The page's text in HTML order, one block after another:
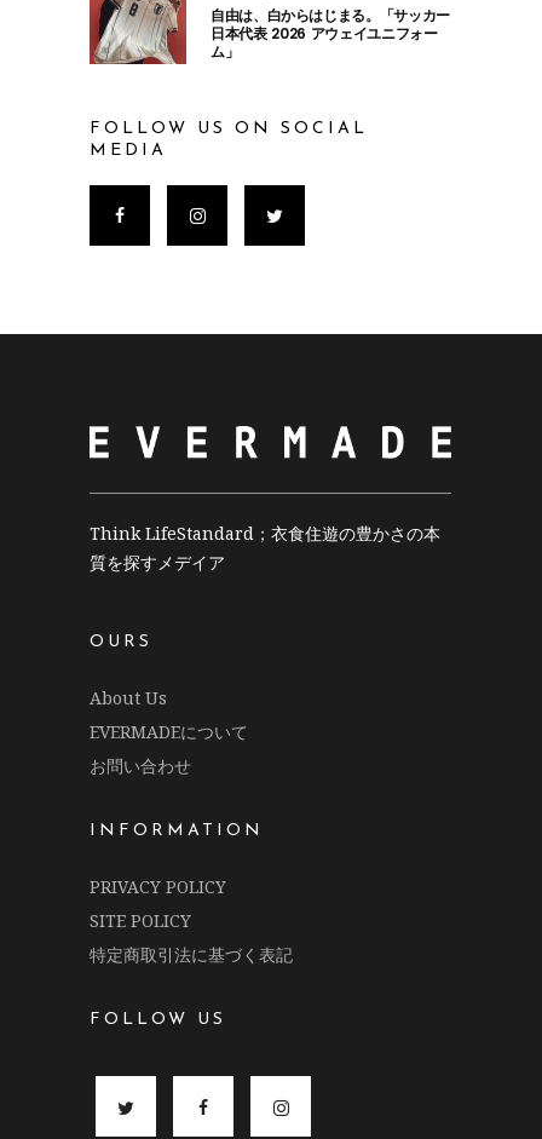
自由は、白からはじまる。「サッカー
日本代表 2026 アウェイユニフォー
ム」
FOLLOW US ON SOCIAL
MEDIA
Think LifeStandard；衣食住遊の豊かさの本
質を探すメデイア
OURS
About Us
EVERMADEについて
お問い合わせ
INFORMATION
PRIVACY POLICY
SITE POLICY
特定商取引法に基づく表記
FOLLOW US